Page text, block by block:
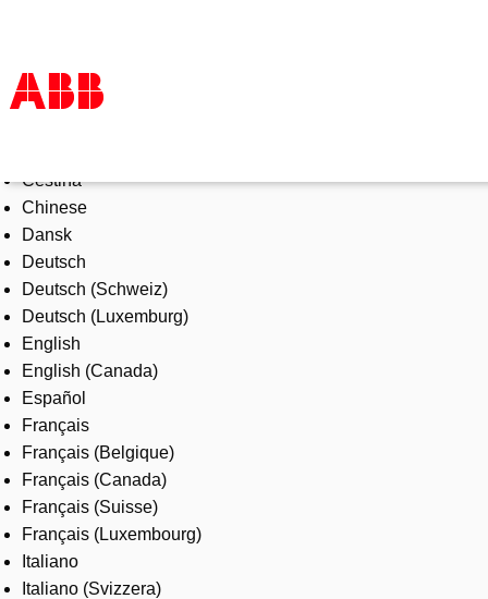
Products & Solutions
Industries
Services
About us
Where to buy
Contact us
Careers
Čeština
Chinese
Dansk
Deutsch
Deutsch (Schweiz)
Deutsch (Luxemburg)
English
English (Canada)
Español
Français
Français (Belgique)
Français (Canada)
Français (Suisse)
Français (Luxembourg)
Italiano
Italiano (Svizzera)